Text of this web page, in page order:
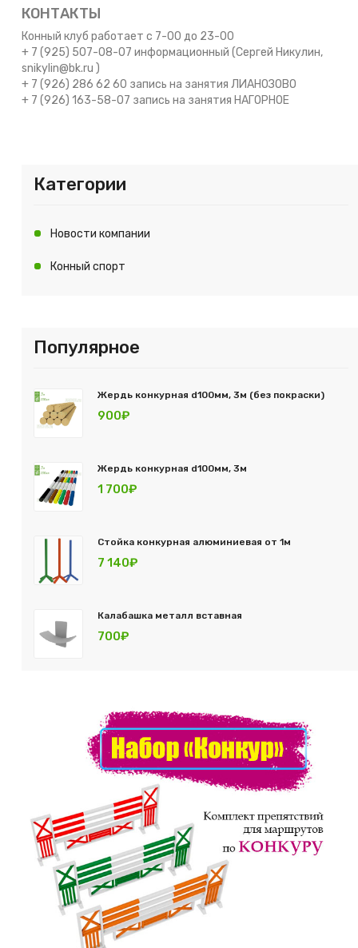
КОНТАКТЫ
Конный клуб работает с 7-00 до 23-00
+ 7 (925) 507-08-07 информационный (Сергей Никулин,
snikylin@bk.ru )
+ 7 (926) 286 62 60 запись на занятия ЛИАНОЗОВО
+ 7 (926) 163-58-07 запись на занятия НАГОРНОЕ
Категории
Новости компании
Конный спорт
Популярное
Жердь конкурная d100мм, 3м (без покраски)
900₽
Жердь конкурная d100мм, 3м
1 700₽
Стойка конкурная алюминиевая от 1м
7 140₽
Калабашка металл вставная
700₽